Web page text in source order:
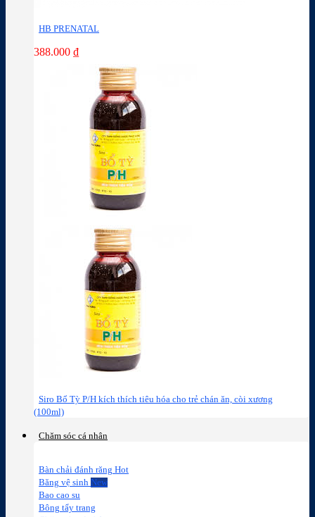
HB PRENATAL
388.000 ₫
Siro Bổ Tỳ P/H kích thích tiêu hóa cho trẻ chán ăn, còi xương
(100ml)
Chăm sóc cá nhân
Bàn chải đánh răng
Băng vệ sinh
Bao cao su
Bông tẩy trang